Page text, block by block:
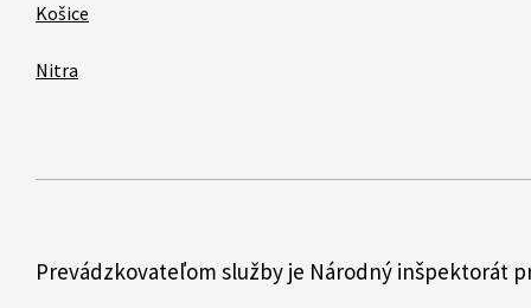
Košice
Nitra
Prevádzkovateľom služby je Národný inšpektorát